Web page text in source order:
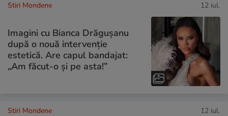
Stiri Mondene 12 iul.
Imagini cu Bianca Drăgușanu
după o nouă intervenție
estetică. Are capul bandajat:
„Am făcut-o și pe asta!”
Stiri Mondene 12 iul.